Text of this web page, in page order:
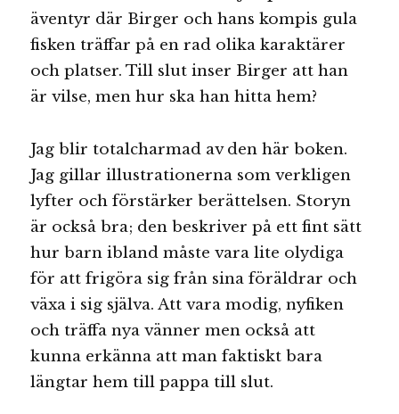
äventyr där Birger och hans kompis gula
fisken träffar på en rad olika karaktärer
och platser. Till slut inser Birger att han
är vilse, men hur ska han hitta hem?
Jag blir totalcharmad av den här boken.
Jag gillar illustrationerna som verkligen
lyfter och förstärker berättelsen. Storyn
är också bra; den beskriver på ett fint sätt
hur barn ibland måste vara lite olydiga
för att frigöra sig från sina föräldrar och
växa i sig själva. Att vara modig, nyfiken
och träffa nya vänner men också att
kunna erkänna att man faktiskt bara
längtar hem till pappa till slut.